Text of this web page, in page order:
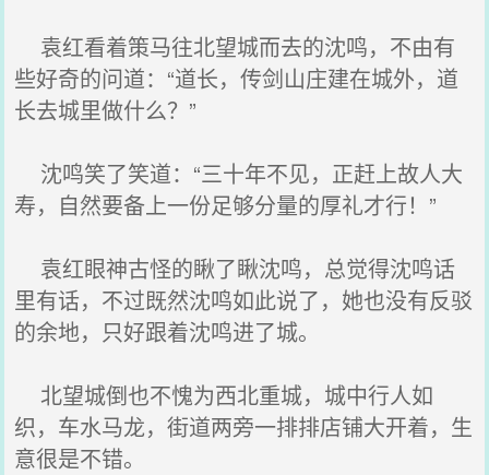
袁红看着策马往北望城而去的沈鸣，不由有
些好奇的问道：“道长，传剑山庄建在城外，道
长去城里做什么？”
沈鸣笑了笑道：“三十年不见，正赶上故人大
寿，自然要备上一份足够分量的厚礼才行！”
袁红眼神古怪的瞅了瞅沈鸣，总觉得沈鸣话
里有话，不过既然沈鸣如此说了，她也没有反驳
的余地，只好跟着沈鸣进了城。
北望城倒也不愧为西北重城，城中行人如
织，车水马龙，街道两旁一排排店铺大开着，生
意很是不错。